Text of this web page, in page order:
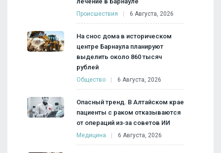
Происшествия 6 Августа, 2026
На снос дома в историческом
центре Барнаула планируют
выделить около 860 тысяч
рублей
Общество 6 Августа, 2026
Опасный тренд. В Алтайском крае
пациенты с раком отказываются
от операций из‑за советов ИИ
Медицина 6 Августа, 2026